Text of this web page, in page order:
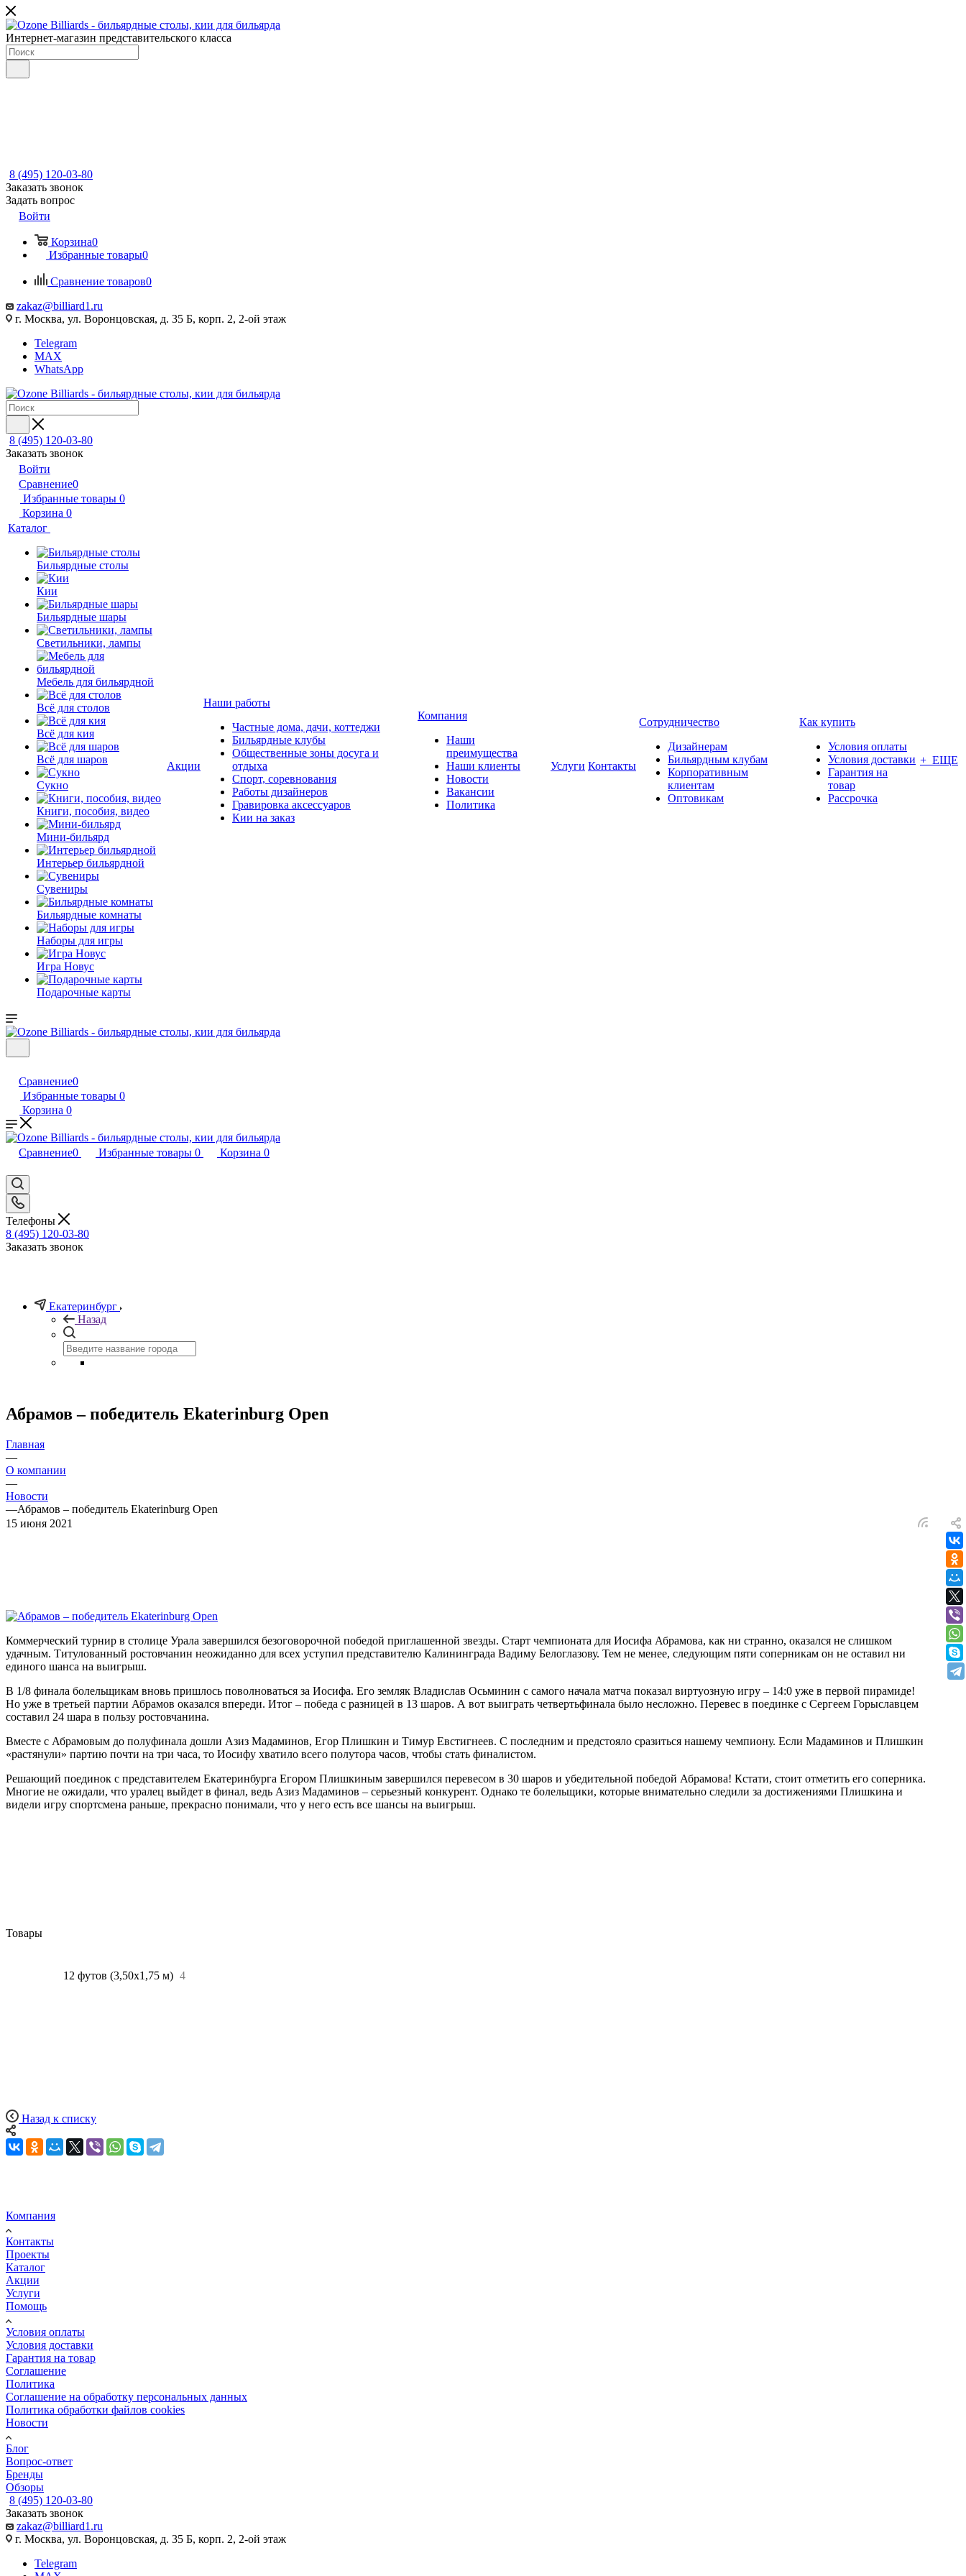
Интернет-магазин представительского класса
8 (495) 120-03-80
Заказать звонок
Задать вопрос
Войти
Корзина0
Избранные товары0
Сравнение товаров0
zakaz@billiard1.ru
г. Москва, ул. Воронцовская, д. 35 Б, корп. 2, 2-ой этаж
Telegram
MAX
WhatsApp
8 (495) 120-03-80
Заказать звонок
Войти
Сравнение0
Избранные товары 0
Корзина 0
Каталог
Бильярдные столы
Кии
Бильярдные шары
Светильники, лампы
Мебель для бильярдной
Всё для столов
Всё для кия
Всё для шаров
Сукно
Книги, пособия, видео
Мини-бильярд
Интерьер бильярдной
Сувениры
Бильярдные комнаты
Наборы для игры
Игра Новус
Подарочные карты
Акции
Наши работы
Частные дома, дачи, коттеджи
Бильярдные клубы
Общественные зоны досуга и
отдыха
Спорт, соревнования
Работы дизайнеров
Гравировка аксессуаров
Кии на заказ
Компания
Наши
преимущества
Наши клиенты
Новости
Вакансии
Политика
Услуги Контакты
Сотрудничество
Дизайнерам
Бильярдным клубам
Корпоративным
клиентам
Оптовикам
Как купить
Условия оплаты
Условия доставки
Гарантия на
товар
Рассрочка
+ ЕЩЕ
Сравнение0
Избранные товары 0
Корзина 0
Сравнение0 Избранные товары 0 Корзина 0
Телефоны
8 (495) 120-03-80
Заказать звонок
Екатеринбург
Назад
Абрамов – победитель Ekaterinburg Open
Главная
—
О компании
—
Новости
—Абрамов – победитель Ekaterinburg Open
15 июня 2021
Коммерческий турнир в столице Урала завершился безоговорочной победой приглашенной звезды. Старт чемпионата для Иосифа Абрамова, как ни странно, оказался не слишком
удачным. Титулованный ростовчанин неожиданно для всех уступил представителю Калининграда Вадиму Белоглазову. Тем не менее, следующим пяти соперникам он не оставил ни
единого шанса на выигрыш.
В 1/8 финала болельщикам вновь пришлось поволноваться за Иосифа. Его земляк Владислав Осьминин с самого начала матча показал виртуозную игру – 14:0 уже в первой пирамиде!
Но уже в третьей партии Абрамов оказался впереди. Итог – победа с разницей в 13 шаров. А вот выиграть четвертьфинала было несложно. Перевес в поединке с Сергеем Горыславцем
составил 24 шара в пользу ростовчанина.
Вместе с Абрамовым до полуфинала дошли Азиз Мадаминов, Егор Плишкин и Тимур Евстигнеев. С последним и предстояло сразиться нашему чемпиону. Если Мадаминов и Плишкин
«растянули» партию почти на три часа, то Иосифу хватило всего полутора часов, чтобы стать финалистом.
Решающий поединок с представителем Екатеринбурга Егором Плишкиным завершился перевесом в 30 шаров и убедительной победой Абрамова! Кстати, стоит отметить его соперника.
Многие не ожидали, что уралец выйдет в финал, ведь Азиз Мадаминов – серьезный конкурент. Однако те болельщики, которые внимательно следили за достижениями Плишкина и
видели игру спортсмена раньше, прекрасно понимали, что у него есть все шансы на выигрыш.
Товары
12 футов (3,50х1,75 м) 4
Назад к списку
Компания
Контакты
Проекты
Каталог
Акции
Услуги
Помощь
Условия оплаты
Условия доставки
Гарантия на товар
Соглашение
Политика
Соглашение на обработку персональных данных
Политика обработки файлов cookies
Новости
Блог
Вопрос-ответ
Бренды
Обзоры
8 (495) 120-03-80
Заказать звонок
zakaz@billiard1.ru
г. Москва, ул. Воронцовская, д. 35 Б, корп. 2, 2-ой этаж
Telegram